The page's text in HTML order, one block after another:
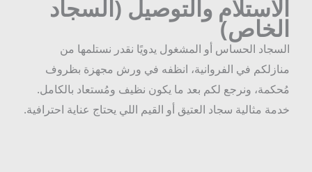
الاستلام والتوصيل (السجاد
الخاص)
السجاد الحساس أو المشغول يدويًا نقدر نستلمها من
منازلكم في الفروانية، انظفه في ورش مجهزة بظروف
مُحكمة، ونرجع لكم بعد ما يكون نظيف ومُستعاد بالكامل.
خدمة مثالية سجاد العتيق أو القيم اللي يحتاج عناية احترافية.